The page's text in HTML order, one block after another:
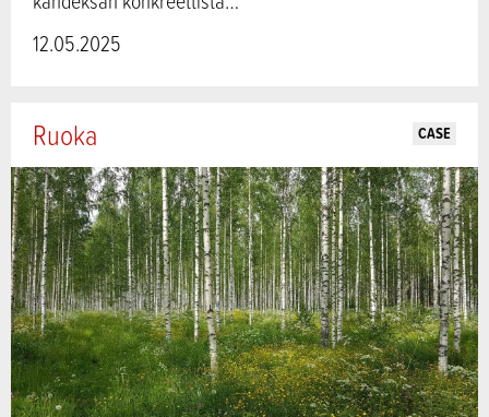
12.05.2025
Ruoka CASE